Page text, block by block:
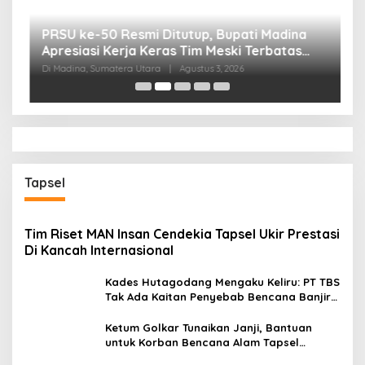
Tapsel
Tim Riset MAN Insan Cendekia Tapsel Ukir Prestasi
Di Kancah Internasional
Kades Hutagodang Mengaku Keliru: PT TBS
Tak Ada Kaitan Penyebab Bencana Banjir
Ketum Golkar Tunaikan Janji, Bantuan
untuk Korban Bencana Alam Tapsel